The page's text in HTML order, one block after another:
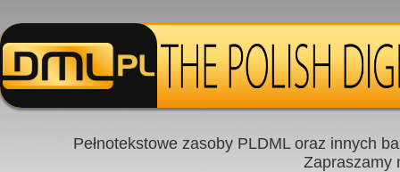
Pełnotekstowe zasoby PLDML oraz innych
Zapraszamy